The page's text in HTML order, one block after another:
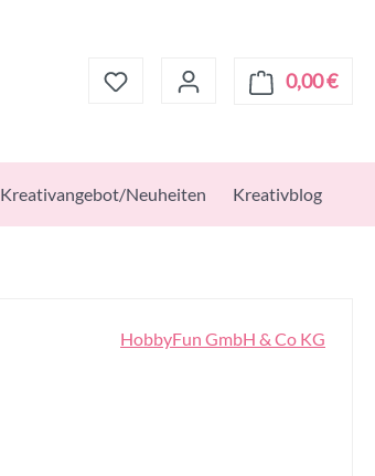
0,00 €
Kreativangebot/Neuheiten Kreativblog
HobbyFun GmbH & Co KG